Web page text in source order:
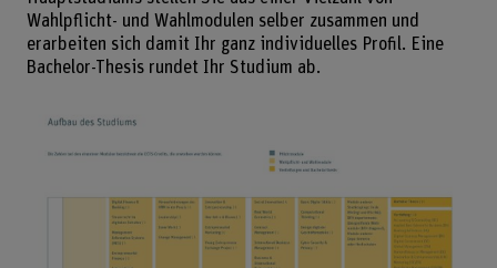
Wahlpflicht- und Wahlmodulen selber zusammen und
erarbeiten sich damit Ihr ganz individuelles Profil. Eine
Bachelor-Thesis rundet Ihr Studium ab.